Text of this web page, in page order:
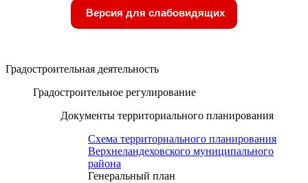
Версия для слабовидящих
Градостроительная деятельность
Градостроительное регулирование
Документы территориального планирования
Схема территориального планирования
Верхнеландеховского муниципального
района
Генеральный план